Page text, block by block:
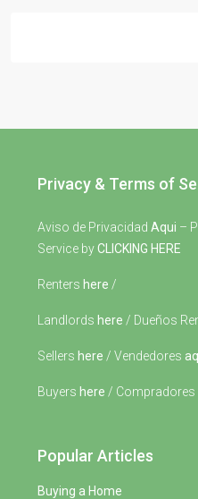
Privacy & Terms of
Aviso de Privacidad Aqui –
Service byCLICKING HERE
Renters here /
Landlords here / Dueños
Sellers here / Vendedores
Buyers here / Compradores
Popular Articles
Buying a Home